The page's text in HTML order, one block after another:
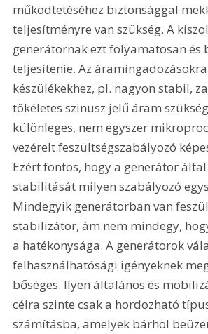
működtetéséhez biztonsággal
teljesítményre van szükség. A
generátornak ezt folyamatosan és
teljesítenie. Az
készülékekhez, pl. nagyon stabil,
tökéletes szinusz jelű áram
különleges, nem egyszer
vezérelt feszültségszabályozó
Ezért fontos, hogy a generátor
stabilitását milyen szabályozó
Mindegyik generátorban van
stabilizátor, ám nem mindegy,
a hatékonysága. A generátorok
felhasználhatósági igényeknek
bőséges. Ilyen általános és
célra szinte csak a hordozható
számításba, amelyek bárhol